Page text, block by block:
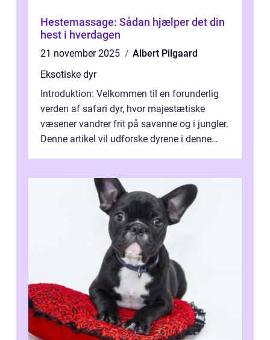
Hestemassage: Sådan hjælper det din
hest i hverdagen
21 november 2025
Albert Pilgaard
Eksotiske dyr
Introduktion: Velkommen til en forunderlig
verden af safari dyr, hvor majestætiske
væsener vandrer frit på savanne og i jungler.
Denne artikel vil udforske dyrene i denne